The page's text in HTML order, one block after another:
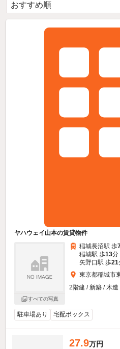
ヤハウェイ山本の賃貸物件
すべての写真
稲城長沼駅 歩
稲城駅 歩13分
矢野口駅 歩21
東京都稲城市
2階建 / 新築 / 木造
駐車場あり 宅配ボックス
27.9万円